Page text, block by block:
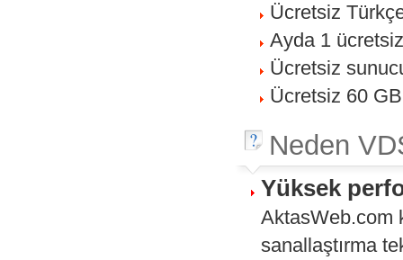
Ücretsiz
Ayda 1
Ücretsiz
Ücretsiz 60
Neden
Yüksek
AktasWeb.com
sanallaştırma